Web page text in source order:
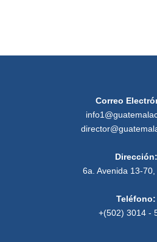
Correo
Dirección:
6a. Avenida 13-
Teléfono:
+(502) 3014 -